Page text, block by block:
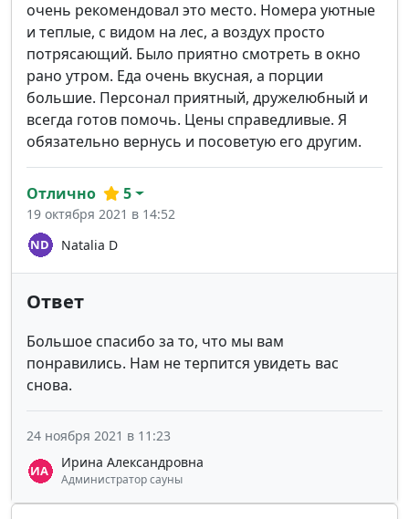
очень рекомендовал это место. Номера уютные
и теплые, с видом на лес, а воздух просто
потрясающий. Было приятно смотреть в окно
рано утром. Еда очень вкусная, а порции
большие. Персонал приятный, дружелюбный и
всегда готов помочь. Цены справедливые. Я
обязательно вернусь и посоветую его другим.
Natalia D
Отлично 5
19 октября 2021 в 14:52
Ответ
Большое спасибо за то, что мы вам
понравились. Нам не терпится увидеть вас
снова.
Ирина Александровна
Администратор сауны
24 ноября 2021 в 11:23